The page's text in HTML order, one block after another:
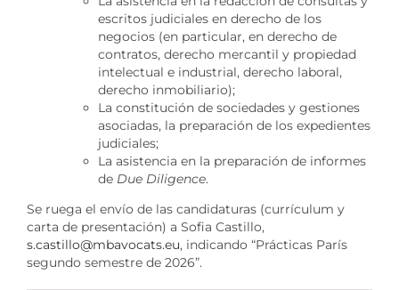
escritos judiciales en derecho de los
negocios (en particular, en derecho de
contratos, derecho mercantil y propiedad
intelectual e industrial, derecho laboral,
derecho inmobiliario);
La constitución de sociedades y gestiones
asociadas, la preparación de los expedientes
judiciales;
La asistencia en la preparación de informes
de Due Diligence.
Se ruega el envío de las candidaturas (currículum y
carta de presentación) a Sofia Castillo,
s.castillo@mbavocats.eu, indicando “Prácticas París
segundo semestre de 2026”.